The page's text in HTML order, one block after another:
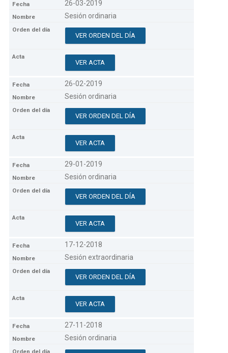
26-03-2019
Sesión ordinaria
VER ORDEN DEL DÍA
VER ACTA
26-02-2019
Sesión ordinaria
VER ORDEN DEL DÍA
VER ACTA
29-01-2019
Sesión ordinaria
VER ORDEN DEL DÍA
VER ACTA
17-12-2018
Sesión extraordinaria
VER ORDEN DEL DÍA
VER ACTA
27-11-2018
Sesión ordinaria